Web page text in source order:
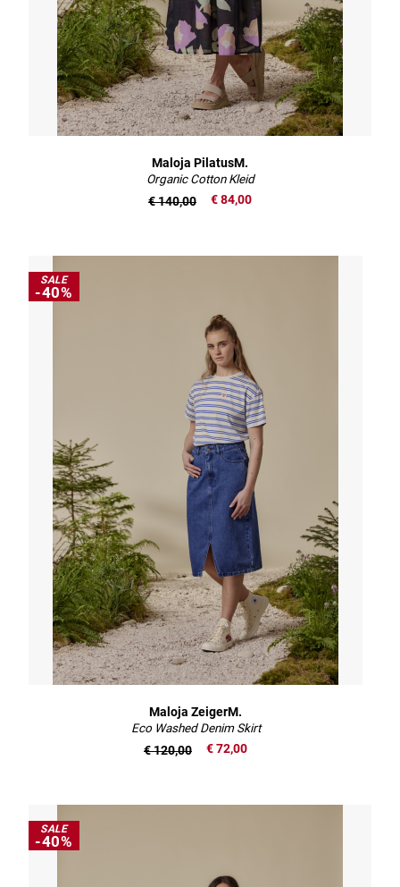
Maloja PilatusM.
Organic Cotton Kleid
€ 84,00
€ 140,00
SALE
-40%
Maloja ZeigerM.
Eco Washed Denim Skirt
€ 72,00
€ 120,00
SALE
-40%